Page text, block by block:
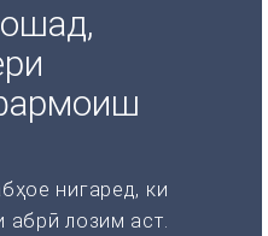
нигаред, ки
лозим аст.